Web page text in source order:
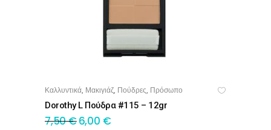
ΠΡΟΣΘΉΚΗ ΣΤΟ ΚΑΛΆΘΙ
Καλλυντικά, Μακιγιάζ, Πούδρες, Πρόσωπο
Dorothy L Πούδρα #115 – 12gr
7,50€6,00 €